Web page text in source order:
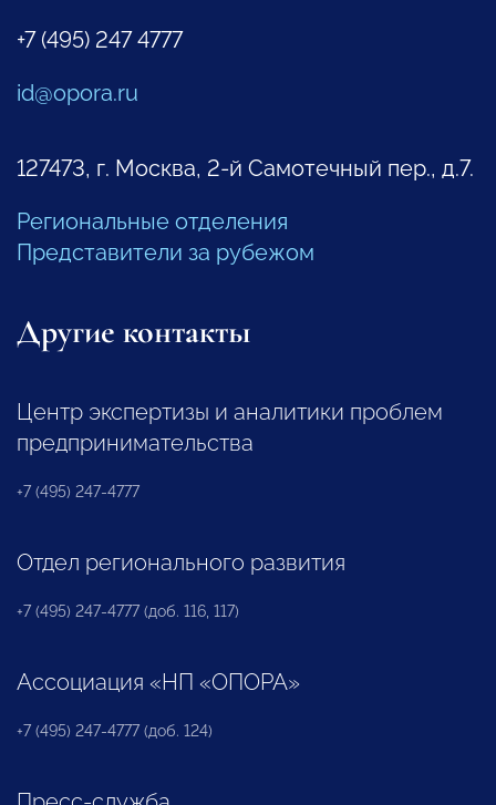
+7 (495) 247 4777
id@opora.ru
127473, г. Москва, 2-й Самотечный пер., д.7.
Региональные отделения
Представители за рубежом
Другие контакты
Центр экспертизы и аналитики проблем
предпринимательства
+7 (495) 247-4777
Отдел регионального развития
+7 (495) 247-4777 (доб. 116, 117)
Ассоциация «НП «ОПОРА»
+7 (495) 247-4777 (доб. 124)